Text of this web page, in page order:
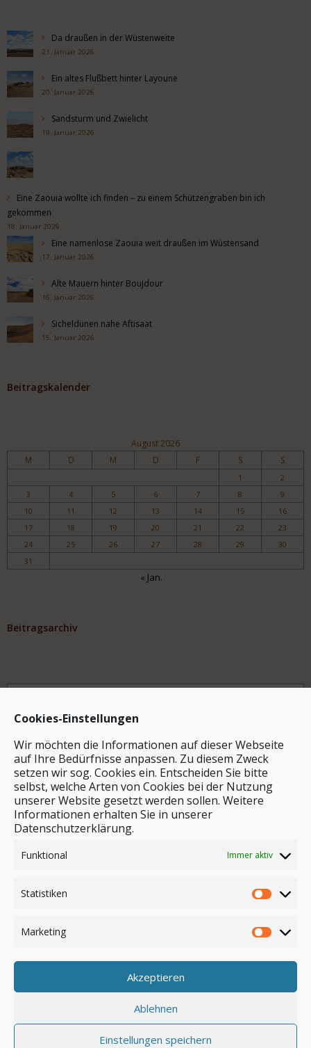
Cookies-Einstellungen
Wir möchten die Informationen auf dieser Webseite
auf Ihre Bedürfnisse anpassen. Zu diesem Zweck
setzen wir sog. Cookies ein. Entscheiden Sie bitte
selbst, welche Arten von Cookies bei der Nutzung
unserer Website gesetzt werden sollen. Weitere
Informationen erhalten Sie in unserer
Datenschutzerklärung.
Funktional Immer aktiv
Statistiken
Marketing
Akzeptieren
Ablehnen
Einstellungen speichern
Da draußen in der Wüstenweite
21. Januar 2026
Ein altes Flußbett hinter Layoune
20. Januar 2026
Sandsturm und Zwielicht
19. Januar 2026
Eine Zaouia wollte ich finden – zu einem Schützengraben bin ich
gekommen
18. Januar 2026
Eine namenlose Zaouia weit draußen im Wüstensand
17. Januar 2026
Alte Mauern hinter Boujdour
16. Januar 2026
Sicheldünen nahe Aftisaat
15. Januar 2026
Beitragskalender
August 2026
M D M D F S S
1
2
3
4 5 6 7 8
9
10
11 12 13 14 15
16
17
18 19 20 21 22
23
24
25 26 27 28 29
30
31
« Jan.
Beitragsarchiv
Archiv
Stichwortsuche
Anmelden